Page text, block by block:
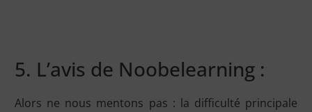
5. L’avis de Noobelearning :
Alors ne nous mentons pas : la difficulté principale